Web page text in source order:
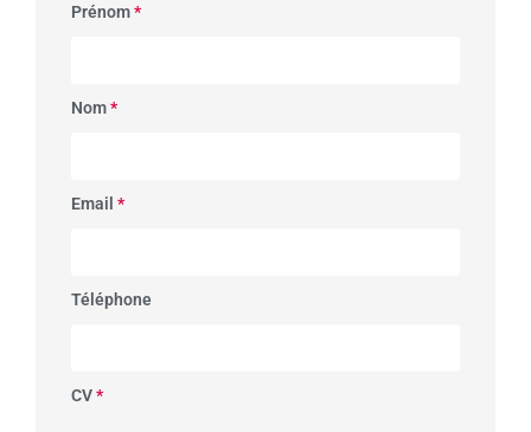
Prénom*
Nom*
Email *
Téléphone
CV*